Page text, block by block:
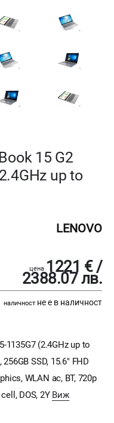
15 G2
up to
LENOVO
цена 1221 € /
2388.07 лв.
наличност не е в наличност
1135G7 (2.4GHz up to
SSD, 15.6" FHD
WLAN ac, BT, 720p
DOS, 2Y Виж